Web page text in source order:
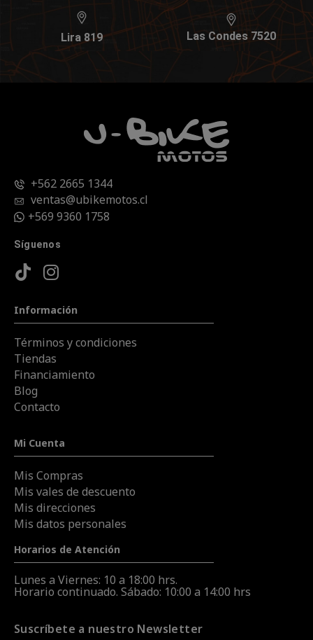
Lira 819 Las Condes 7520
+562 2665 1344
ventas@ubikemotos.cl
+569 9360 1758
Síguenos
Información
Términos y condiciones
Tiendas
Financiamiento
Blog
Contacto
Mi Cuenta
Mis Compras
Mis vales de descuento
Mis direcciones
Mis datos personales
Horarios de Atención
Lunes a Viernes: 10 a 18:00 hrs.
Horario continuado. Sábado: 10:00 a 14:00 hrs
Suscríbete a nuestro Newsletter